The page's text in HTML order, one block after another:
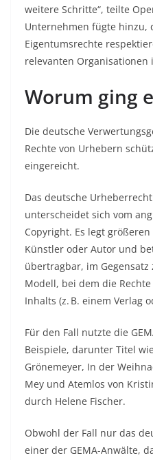
weitere Schritte“, teilte
Unternehmen fügte hinzu,
Eigentumsrechte
relevanten Organisationen
Worum ging
Die deutsche
Rechte von Urhebern
eingereicht.
Das deutsche
unterscheidet sich vom
Copyright. Es legt
Künstler oder Autor und
übertragbar, im
Modell, bei dem die
Inhalts (z. B. einem Verlag
Für den Fall nutzte die
Beispiele, darunter Titel wie
Grönemeyer, In der
Mey und Atemlos von
durch Helene Fischer.
Obwohl der Fall nur das
einer der GEMA-Anwälte,